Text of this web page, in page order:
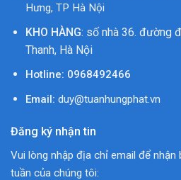
Hưng, TP Hà Nội
KHO HÀNG: số nhà 36. đường
Thanh, Hà Nội
Hotline: 0968492466
Email: duy@tuanhungphat.vn
Đăng ký nhận tin
Vui lòng nhập địa chỉ email để nhận
tuần của chúng tôi: